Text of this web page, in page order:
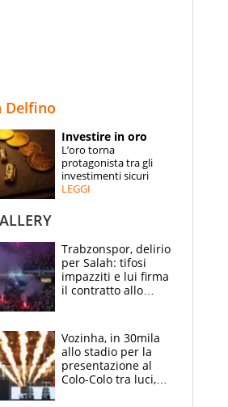
ESPERTI
CONTATTI
Delfino
Investire in oro
L’oro torna
protagonista tra gli
investimenti sicuri
LEGGI
Trabzonspor, delirio
per Salah: tifosi
impazziti e lui firma
il contratto allo
Vozinha, in 30mila
allo stadio per la
presentazione al
Colo-Colo tra luci,